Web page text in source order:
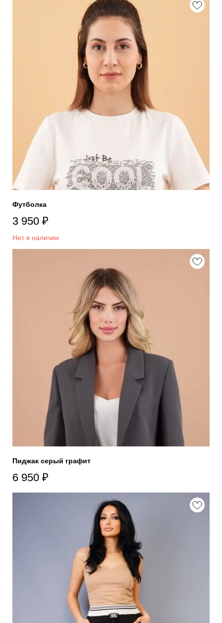
Футболка
3 950 ₽
Нет в наличии
Пиджак серый графит
6 950 ₽